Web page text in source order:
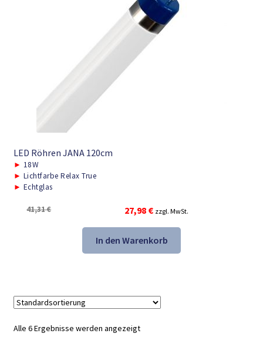
LED Röhren JANA 120cm
► 18W
► Lichtfarbe Relax True
► Echtglas
41,31€
Ursprünglicher
Preis
war:
41,31 €
27,98 €Aktueller
Preis
ist:
27,98 €.
zzgl. MwSt.
In den Warenkorb
Alle 6 Ergebnisse werden angezeigt